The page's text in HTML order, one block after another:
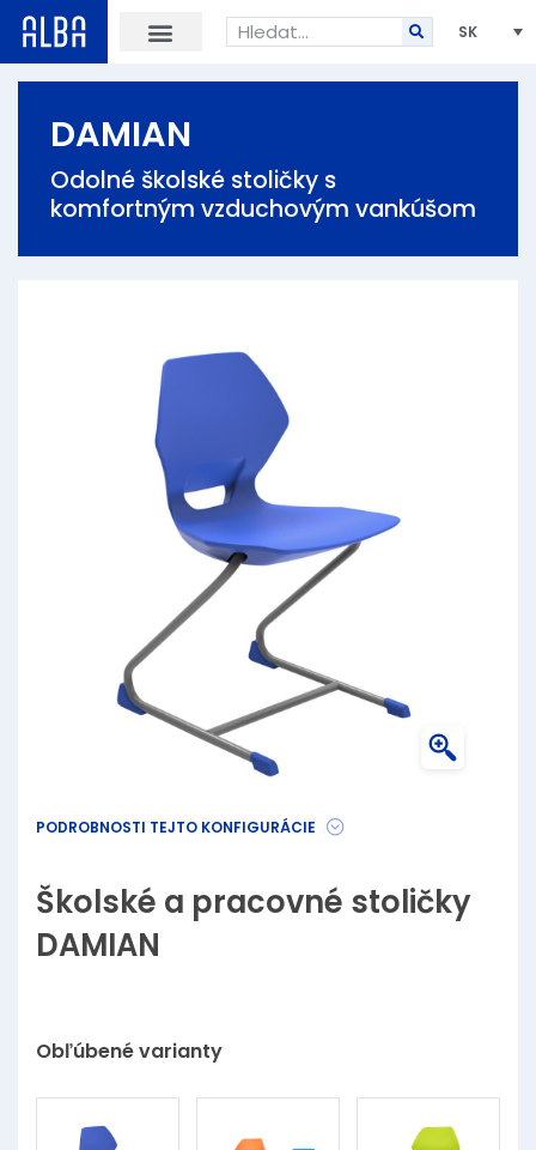
SK
DAMIAN
Odolné školské stoličky s
komfortným vzduchovým vankúšom
PODROBNOSTI TEJTO KONFIGURÁCIE
Školské a pracovné stoličky
DAMIAN
Obľúbené varianty